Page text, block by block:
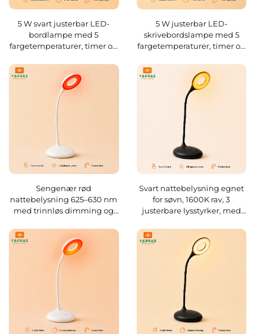
5 W svart justerbar LED-
bordlampe med 5
fargetemperaturer, timer og
5 W justerbar LED-
skrivebordslampe med 5
fargetemperaturer, timer og
Sengenær rød
nattebelysning 625–630 nm
med trinnløs dimming og
lading, oppladbart, 18
timers kabelfri bruk
Svart nattebelysning egnet
for søvn, 1600K rav, 3
justerbare lysstyrker, med